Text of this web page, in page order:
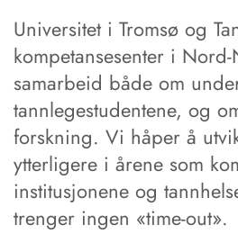
Universitet i Tromsø og
kompetansesenter i
samarbeid både om
tannlegestudentene, og
forskning. Vi håper å
ytterligere i årene som
institusjonene og
trenger ingen «time-out».